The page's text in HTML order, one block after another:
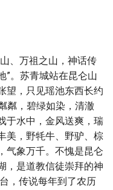
、万祖之山，神话传
”。苏青城站在昆仑山
望，只见瑶池东西长约
粼，碧绿如染，清澈
于水中，金风送爽，瑞
美，野牦牛、野驴、棕
气象万千。不愧是昆仑
，是道教信徒崇拜的神
，传说每年到了农历